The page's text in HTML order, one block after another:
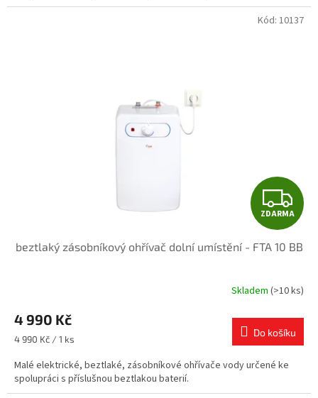
Z
D
A
R
M
A
ZDARMA
beztlaký zásobníkový ohřívač dolní umístění - FTA 10 BB
Skladem (>10 ks)
4 990 Kč
Měrná
4 990 Kč / 1 ks
Do košíku
Malé elektrické, beztlaké, zásobníkové ohřívače vody určené ke
spolupráci s příslušnou beztlakou baterií.
Kód: 10137